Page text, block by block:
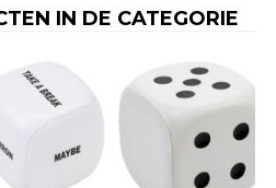
IN DE CATEGORIE